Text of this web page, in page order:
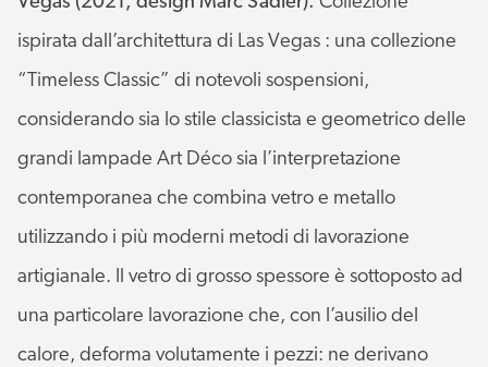
ispirata dall’architettura di Las Vegas : una collezione
“Timeless Classic” di notevoli sospensioni,
considerando sia lo stile classicista e geometrico delle
grandi lampade Art Déco sia l’interpretazione
contemporanea che combina vetro e metallo
utilizzando i più moderni metodi di lavorazione
artigianale. Il vetro di grosso spessore è sottoposto ad
una particolare lavorazione che, con l’ausilio del
calore, deforma volutamente i pezzi: ne derivano